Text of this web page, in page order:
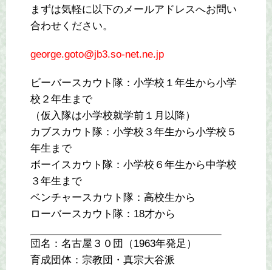
まずは気軽に以下のメールアドレスへお問い
合わせください。
george.goto@jb3.so-net.ne.jp
ビーバースカウト隊：小学校１年生から小学
校２年生まで
（仮入隊は小学校就学前１月以降）
カブスカウト隊：小学校３年生から小学校５
年生まで
ボーイスカウト隊：小学校６年生から中学校
３年生まで
ベンチャースカウト隊：高校生から
ローバースカウト隊：18才から
団名：名古屋３０団（1963年発足）
育成団体：宗教団・真宗大谷派